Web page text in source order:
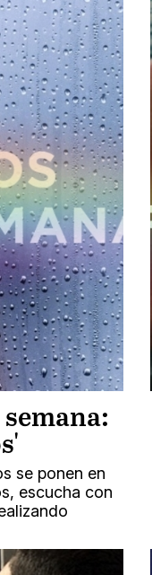
se ponen en
escucha con